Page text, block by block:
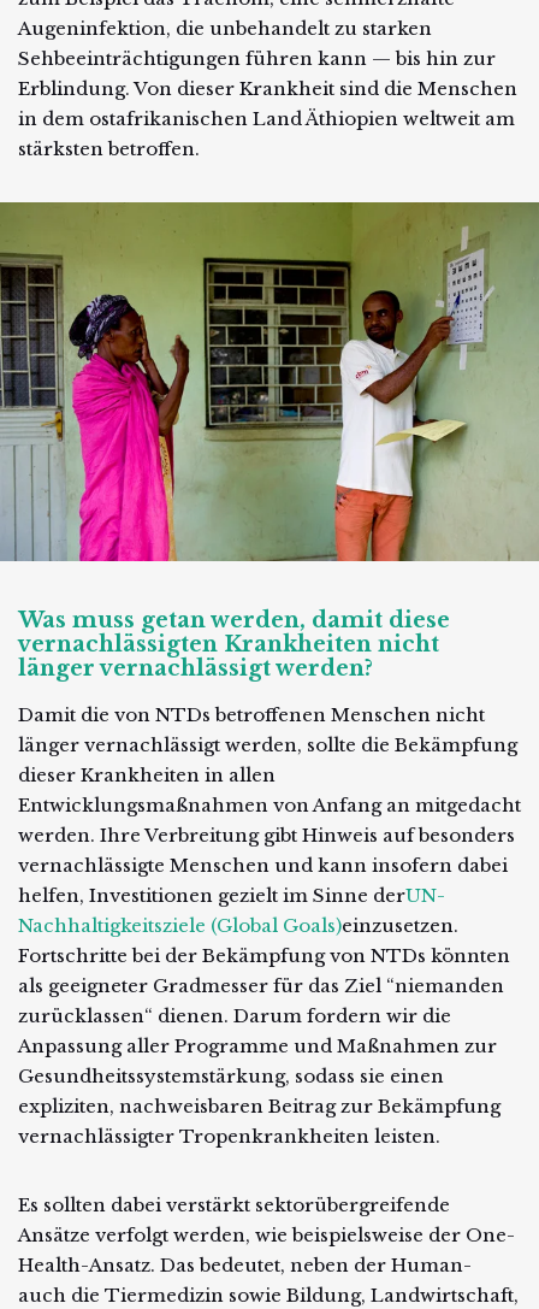
Augeninfektion, die unbehandelt zu starken
Sehbeeinträchtigungen führen kann — bis hin zur
Erblindung. Von dieser Krankheit sind die Menschen
in dem ostafrikanischen Land Äthiopien weltweit am
stärksten betroffen.
Was muss getan werden, damit diese
vernachlässigten Krankheiten nicht
länger vernachlässigt werden?
Damit die von NTDs betroffenen Menschen nicht
länger vernachlässigt werden, sollte die Bekämpfung
dieser Krankheiten in allen
Entwicklungsmaßnahmen von Anfang an mitgedacht
werden. Ihre Verbreitung gibt Hinweis auf besonders
vernachlässigte Menschen und kann insofern dabei
helfen, Investitionen gezielt im Sinne derUN-
Nachhaltigkeitsziele (Global Goals)einzusetzen.
Fortschritte bei der Bekämpfung von NTDs könnten
als geeigneter Gradmesser für das Ziel “niemanden
zurücklassen“ dienen. Darum fordern wir die
Anpassung aller Programme und Maß­nahmen zur
Gesundheitssystemstärkung, so­dass sie einen
expliziten, nachweisbaren Beitrag zur Bekämpfung
vernachlässigter Tropenkrank­heiten leisten.
Es sollten dabei verstärkt sektorüber­greifende
Ansätze verfolgt werden, wie beispielsweise der One-
Health-Ansatz. Das bedeutet, neben der Human-
auch die Tiermedizin sowie Bildung, Landwirtschaft,